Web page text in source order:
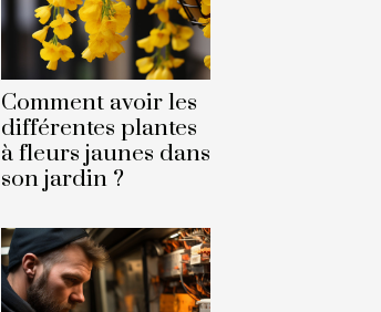
Comment avoir les
différentes plantes
à fleurs jaunes dans
son jardin ?